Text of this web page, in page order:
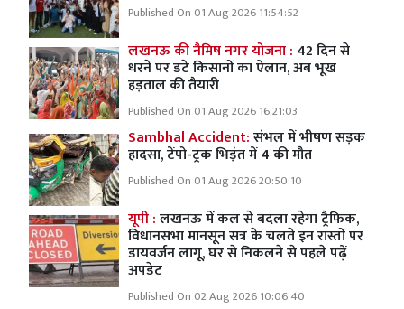
Published On 01 Aug 2026 11:54:52
लखनऊ की नैमिष नगर योजना : 42 दिन से
धरने पर डटे किसानों का ऐलान, अब भूख
हड़ताल की तैयारी
Published On 01 Aug 2026 16:21:03
Sambhal Accident:संभल में भीषण सड़क
हादसा, टेंपो-ट्रक भिड़ंत में 4 की मौत
Published On 01 Aug 2026 20:50:10
यूपी :लखनऊ में कल से बदला रहेगा ट्रैफिक,
विधानसभा मानसून सत्र के चलते इन रास्तों पर
डायवर्जन लागू, घर से निकलने से पहले पढ़ें
अपडेट
Published On 02 Aug 2026 10:06:40